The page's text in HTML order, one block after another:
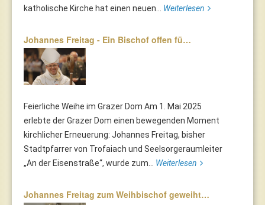
katholische Kirche hat einen neuen... Weiterlesen
Johannes Freitag - Ein Bischof offen fü…
Feierliche Weihe im Grazer Dom Am 1. Mai 2025
erlebte der Grazer Dom einen bewegenden Moment
kirchlicher Erneuerung: Johannes Freitag, bisher
Stadtpfarrer von Trofaiach und Seelsorgeraumleiter
„An der Eisenstraße“, wurde zum... Weiterlesen
Johannes Freitag zum Weihbischof geweiht…